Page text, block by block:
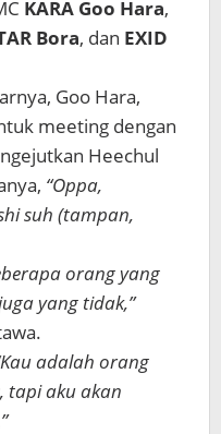
KARA Goo Hara,
Bora, dan EXID
Goo Hara,
meeting dengan
Heechul
“Oppa,
suh (tampan,
orang yang
yang tidak,”
adalah orang
tapi aku akan